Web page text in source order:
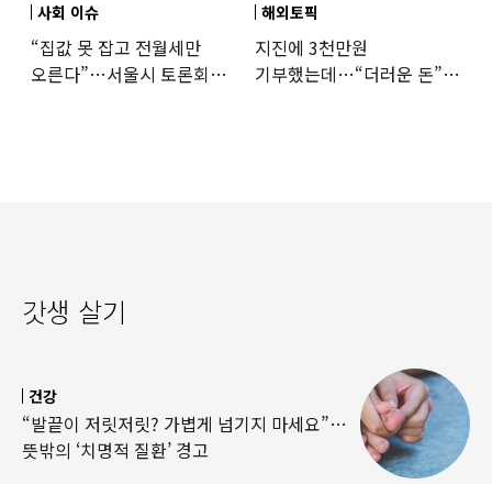
사회 이슈
“집값 못 잡고 전월세만
오른다”…서울시 토론회서
해외토픽
지진에 3천만원
기부했는데…“더러운 돈”
갓생 살기
건강
“발끝이 저릿저릿? 가볍게 넘기지 마세요”…
뜻밖의 ‘치명적 질환’ 경고